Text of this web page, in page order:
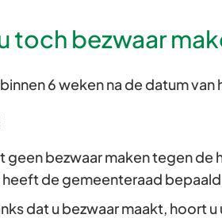
toch bezwaar
6 weken na de datum van
geen bezwaar maken tegen
heeft de gemeenteraad
dat u bezwaar maakt, hoort